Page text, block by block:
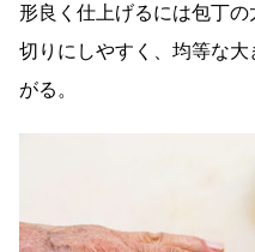
形良く仕上げるには包丁
切りにしやすく、均等な
がる。